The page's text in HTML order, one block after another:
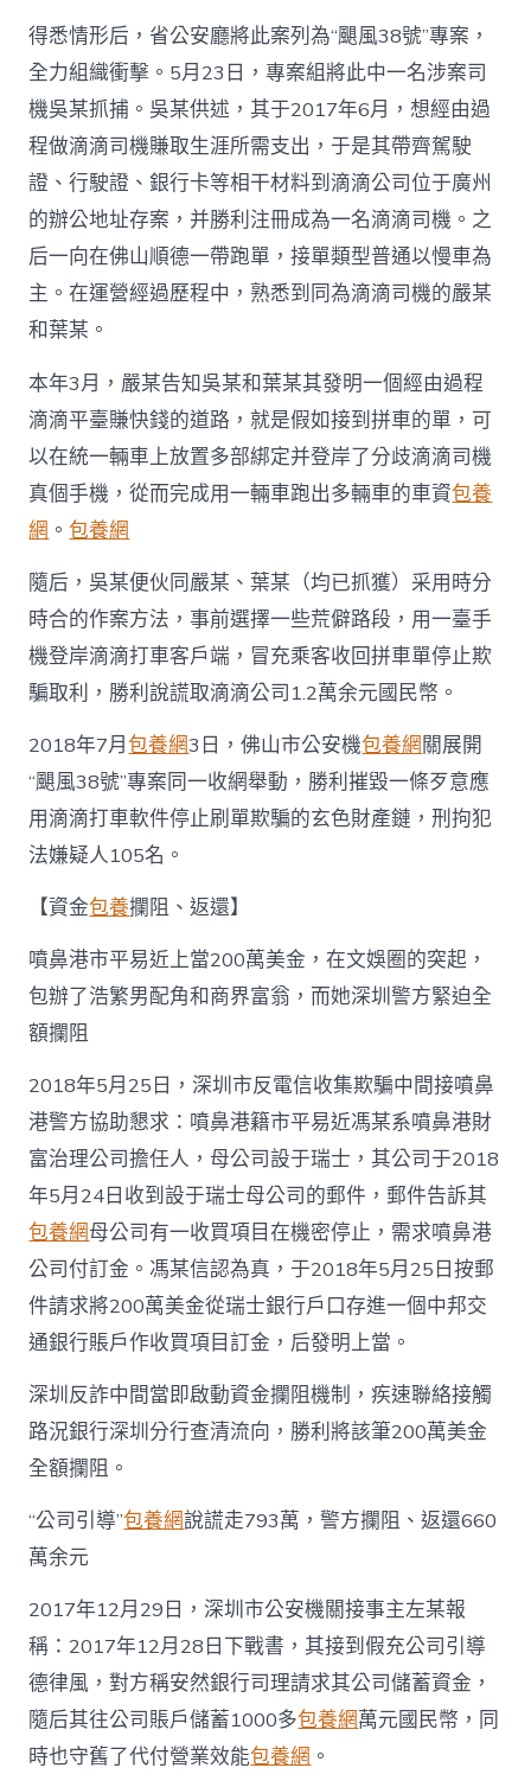
得悉情形后，省公安廳將此案列為“颶風38號”專案，
全力組織衝擊。5月23日，專案組將此中一名涉案司
機吳某抓捕。吳某供述，其于2017年6月，想經由過
程做滴滴司機賺取生涯所需支出，于是其帶齊駕駛
證、行駛證、銀行卡等相干材料到滴滴公司位于廣州
的辦公地址存案，并勝利注冊成為一名滴滴司機。之
后一向在佛山順德一帶跑單，接單類型普通以慢車為
主。在運營經過歷程中，熟悉到同為滴滴司機的嚴某
和葉某。
本年3月，嚴某告知吳某和葉某其發明一個經由過程
滴滴平臺賺快錢的道路，就是假如接到拼車的單，可
以在統一輛車上放置多部綁定并登岸了分歧滴滴司機
真個手機，從而完成用一輛車跑出多輛車的車資包養
網 。包養網
隨后，吳某便伙同嚴某、葉某（均已抓獲）采用時分
時合的作案方法，事前選擇一些荒僻路段，用一臺手
機登岸滴滴打車客戶端，冒充乘客收回拼車單停止欺
騙取利，勝利說謊取滴滴公司1.2萬余元國民幣。
2018年7月包養網3日，佛山市公安機包養網關展開
“颶風38號”專案同一收網舉動，勝利摧毀一條歹意應
用滴滴打車軟件停止刷單欺騙的玄色財產鏈，刑拘犯
法嫌疑人105名。
【資金包養攔阻、返還】
噴鼻港市平易近上當200萬美金，在文娛圈的突起，
包辦了浩繁男配角和商界富翁，而她深圳警方緊迫全
額攔阻
2018年5月25日，深圳市反電信收集欺騙中間接噴鼻
港警方協助懇求：噴鼻港籍市平易近馮某系噴鼻港財
富治理公司擔任人，母公司設于瑞士，其公司于2018
年5月24日收到設于瑞士母公司的郵件，郵件告訴其
包養網母公司有一收買項目在機密停止，需求噴鼻港
公司付訂金。馮某信認為真，于2018年5月25日按郵
件請求將200萬美金從瑞士銀行戶口存進一個中邦交
通銀行賬戶作收買項目訂金，后發明上當。
深圳反詐中間當即啟動資金攔阻機制，疾速聯絡接觸
路況銀行深圳分行查清流向，勝利將該筆200萬美金
全額攔阻。
“公司引導”包養網說謊走793萬，警方攔阻、返還660
萬余元
2017年12月29日，深圳市公安機關接事主左某報
稱：2017年12月28日下戰書，其接到假充公司引導
德律風，對方稱安然銀行司理請求其公司儲蓄資金，
隨后其往公司賬戶儲蓄1000多包養網萬元國民幣，同
時也守舊了代付營業效能包養網 。